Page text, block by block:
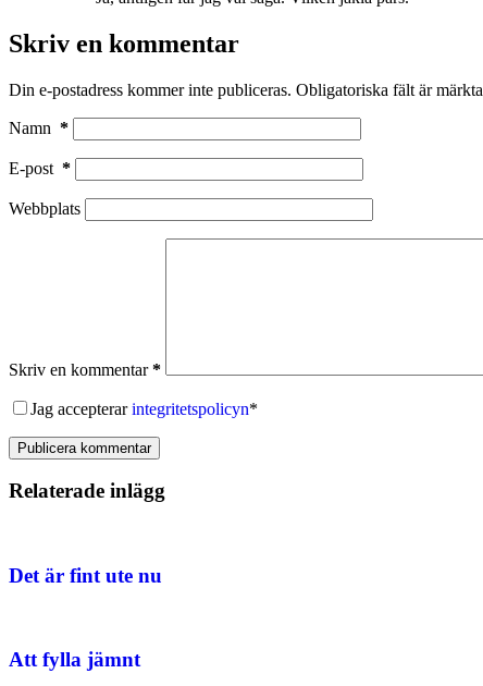
Skriv en kommentar
Din e-postadress kommer inte publiceras. Obligatoriska fält är märkta
Namn *
E-post *
Webbplats
Skriv en kommentar*
Jag accepterarintegritetspolicyn*
Publicera kommentar
Relaterade inlägg
Det är fint ute nu
Att fylla jämnt